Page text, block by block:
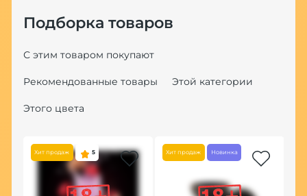
Подборка товаров
С этим товаром покупают
Рекомендованные товары Этой категории
Этого цвета
Хит продаж 5 Хит продаж Новинка